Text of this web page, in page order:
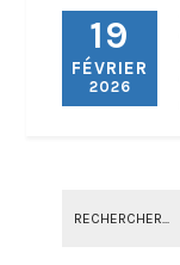
19
FÉVRIER
2026